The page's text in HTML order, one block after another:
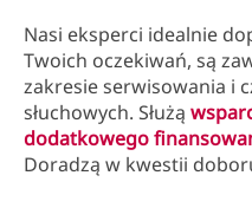
Nasi eksperci idealnie
Twoich oczekiwań, są
zakresie serwisowania i
słuchowych. Służą
dodatkowego
Doradzą w kwestii